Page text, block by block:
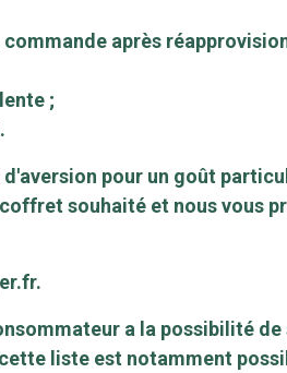
après
;
pour un goût
souhaité et nous vous
.
a la possibilité de
liste est notamment